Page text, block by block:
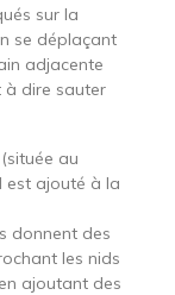
sur la
se déplaçant
adjacente
à dire sauter
au
est ajouté à la
donnent des
les nids
ajoutant des